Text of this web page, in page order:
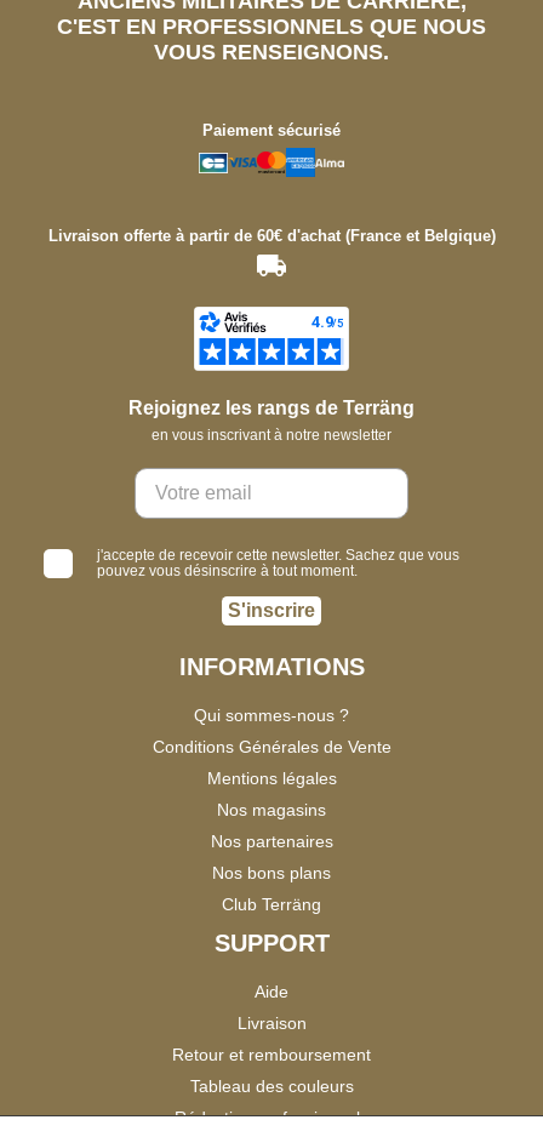
C'EST EN PROFESSIONNELS QUE NOUS
VOUS RENSEIGNONS.
Paiement sécurisé
Livraison offerte à partir de 60€ d'achat (France et Belgique)
Rejoignez les rangs de Terräng
en vous inscrivant à notre newsletter
j'accepte de recevoir cette newsletter. Sachez que vous
pouvez vous désinscrire à tout moment.
S'inscrire
INFORMATIONS
Qui sommes-nous ?
Conditions Générales de Vente
Mentions légales
Nos magasins
Nos partenaires
Nos bons plans
Club Terräng
SUPPORT
Aide
Livraison
Retour et remboursement
Tableau des couleurs
Réduction professionnels